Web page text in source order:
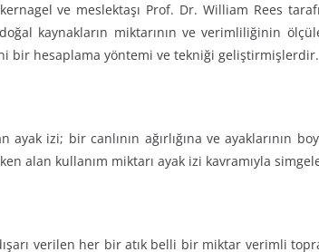
ve meslektaşı Prof. Dr. William Rees
kaynakların miktarının ve verimliliğinin
bir hesaplama yöntemi ve tekniği geliştirmişlerdir.
ayak izi; bir canlının ağırlığına ve ayaklarının
alan kullanım miktarı ayak izi kavramıyla
verilen her bir atık belli bir miktar verimli